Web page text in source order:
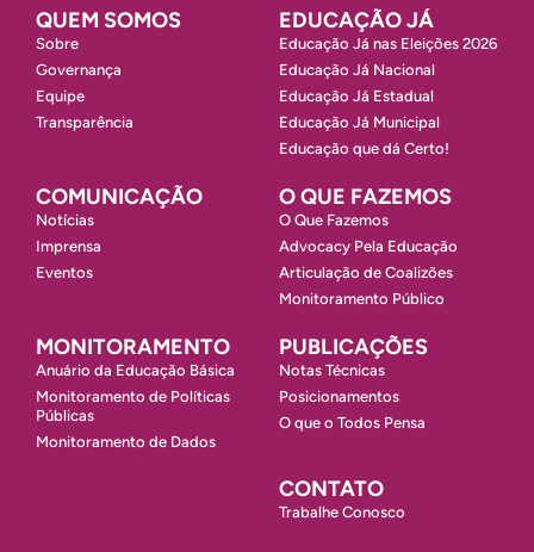
QUEM SOMOS
Sobre
Governança
Equipe
Transparência
EDUCAÇÃO JÁ
Educação Já nas Eleições 2026
Educação Já Nacional
Educação Já Estadual
Educação Já Municipal
Educação que dá Certo!
COMUNICAÇÃO
Notícias
Imprensa
Eventos
O QUE FAZEMOS
O Que Fazemos
Advocacy Pela Educação
Articulação de Coalizões
Monitoramento Público
MONITORAMENTO
Anuário da Educação Básica
Monitoramento de Políticas
Públicas
Monitoramento de Dados
PUBLICAÇÕES
Notas Técnicas
Posicionamentos
O que o Todos Pensa
CONTATO
Trabalhe Conosco